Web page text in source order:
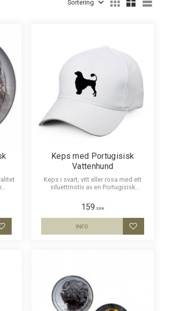
Lägg till i favoriter
Keps med Portugisisk
Vattenhund
Keps i svart, vitt eller rosa med ett
siluettmotiv av en Portugisisk
159 SEK
Lägg till i
INFO